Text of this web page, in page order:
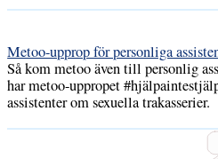
Metoo-upprop för personliga
Så kom metoo även till personlig
har metoo-uppropet
assistenter om sexuella trakasserier.